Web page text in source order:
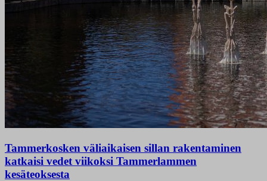
Tammerkosken väliaikaisen sillan rakentaminen
katkaisi vedet viikoksi Tammerlammen
kesäteoksesta